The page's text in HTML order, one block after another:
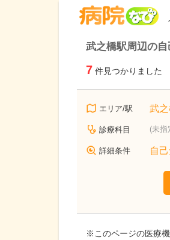
武之橋駅周辺の
7 件見つかりました
エリア/駅 武
診療科目 (未指
詳細条件 自
※このページの医療